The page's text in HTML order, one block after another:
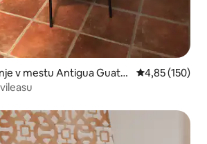
v mestu Antigua Guate
Povprečna
4,85 (150)